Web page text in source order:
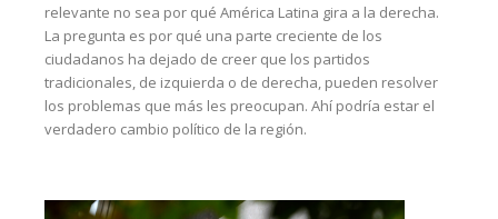
relevante no sea por qué América Latina gira a la derecha.
La pregunta es por qué una parte creciente de los
ciudadanos ha dejado de creer que los partidos
tradicionales, de izquierda o de derecha, pueden resolver
los problemas que más les preocupan. Ahí podría estar el
verdadero cambio político de la región.